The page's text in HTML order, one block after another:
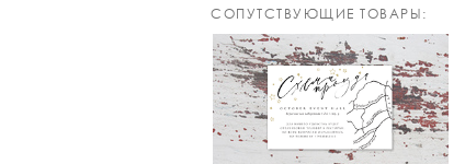
CОПУТСТВУЮЩИЕ ТОВАРЫ: